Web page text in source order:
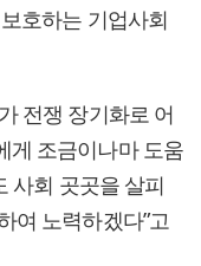
호하는 기업사회
전쟁 장기화로 어
게 조금이나마 도움
사회 곳곳을 살피
여 노력하겠다”고